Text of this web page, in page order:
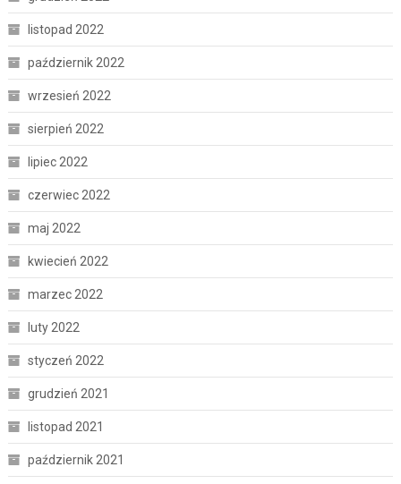
listopad 2022
październik 2022
wrzesień 2022
sierpień 2022
lipiec 2022
czerwiec 2022
maj 2022
kwiecień 2022
marzec 2022
luty 2022
styczeń 2022
grudzień 2021
listopad 2021
październik 2021